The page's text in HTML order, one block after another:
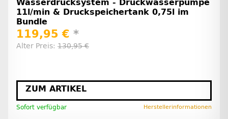
Wasserdrucksystem - Druckwasserpumpe
11l/min & Druckspeichertank 0,75l im
Bundle
119,95 € *
Alter Preis: 130,95 €
ZUM ARTIKEL
Sofort verfügbar Herstellerinformationen